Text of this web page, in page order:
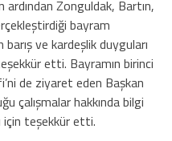
ardından Zonguldak, Bartın,
bayram
ve kardeşlik duyguları
etti. Bayramın birinci
de ziyaret eden Başkan
çalışmalar hakkında bilgi
için teşekkür etti.